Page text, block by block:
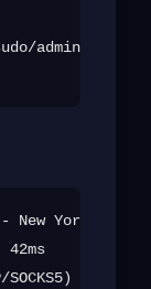
admin)
New York (us-
42ms